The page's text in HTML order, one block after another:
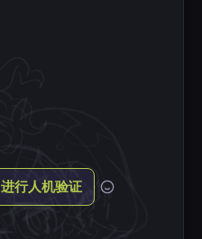
进行人机验证